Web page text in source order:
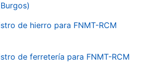
de hierro para FNMT-RCM
de ferretería para FNMT-RCM